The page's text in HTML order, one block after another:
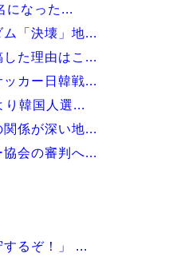
になった...
「決壊」地...
した理由はこ...
カー日韓戦...
り韓国人選...
係が深い地...
会の審判へ...
るぞ！」 ...